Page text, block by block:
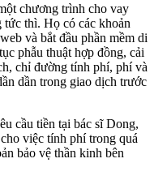
chương trình cho vay
tức thì. Họ có các khoản
và bắt đầu phần mềm di
phẫu thuật hợp đồng, cải
chỉ đường tính phí, phí và
dần trong giao dịch trước
cầu tiền tại bác sĩ Dong,
việc tính phí trong quá
bảo vệ thần kinh bên